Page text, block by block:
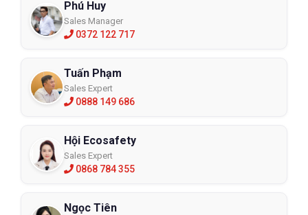
Phú Huy
Sales Manager
0372 122 717
Tuấn Phạm
Sales Expert
0888 149 686
Hội Ecosafety
Sales Expert
0868 784 355
Ngọc Tiên